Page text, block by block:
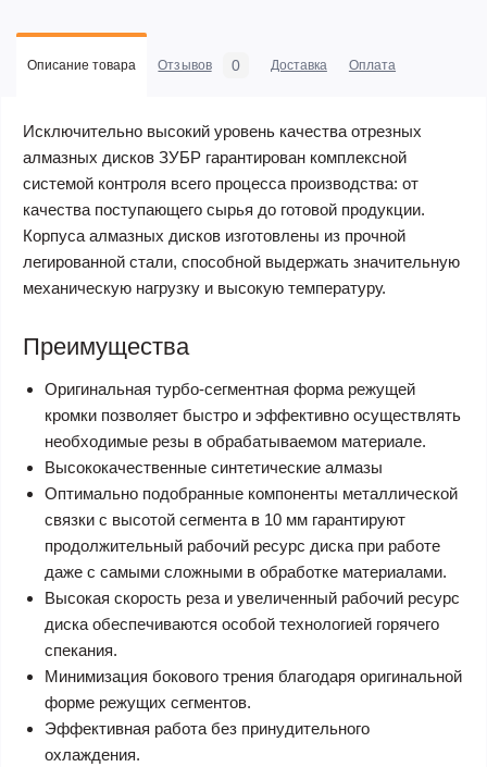
Описание товара Отзывов 0 Доставка Оплата
Исключительно высокий уровень качества отрезных
алмазных дисков ЗУБР гарантирован комплексной
системой контроля всего процесса производства: от
качества поступающего сырья до готовой продукции.
Корпуса алмазных дисков изготовлены из прочной
легированной стали, способной выдержать значительную
механическую нагрузку и высокую температуру.
Преимущества
Оригинальная турбо-сегментная форма режущей
кромки позволяет быстро и эффективно осуществлять
необходимые резы в обрабатываемом материале.
Высококачественные синтетические алмазы
Оптимально подобранные компоненты металлической
связки с высотой сегмента в 10 мм гарантируют
продолжительный рабочий ресурс диска при работе
даже с самыми сложными в обработке материалами.
Высокая скорость реза и увеличенный рабочий ресурс
диска обеспечиваются особой технологией горячего
спекания.
Минимизация бокового трения благодаря оригинальной
форме режущих сегментов.
Эффективная работа без принудительного
охлаждения.